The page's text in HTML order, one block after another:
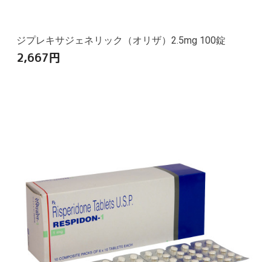
ジプレキサジェネリック（オリザ）2.5mg 100錠
2,667円